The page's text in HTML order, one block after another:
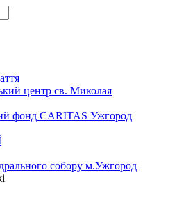
центр св. Миколая
фонд CARITAS Ужгород
собору м.Ужгород